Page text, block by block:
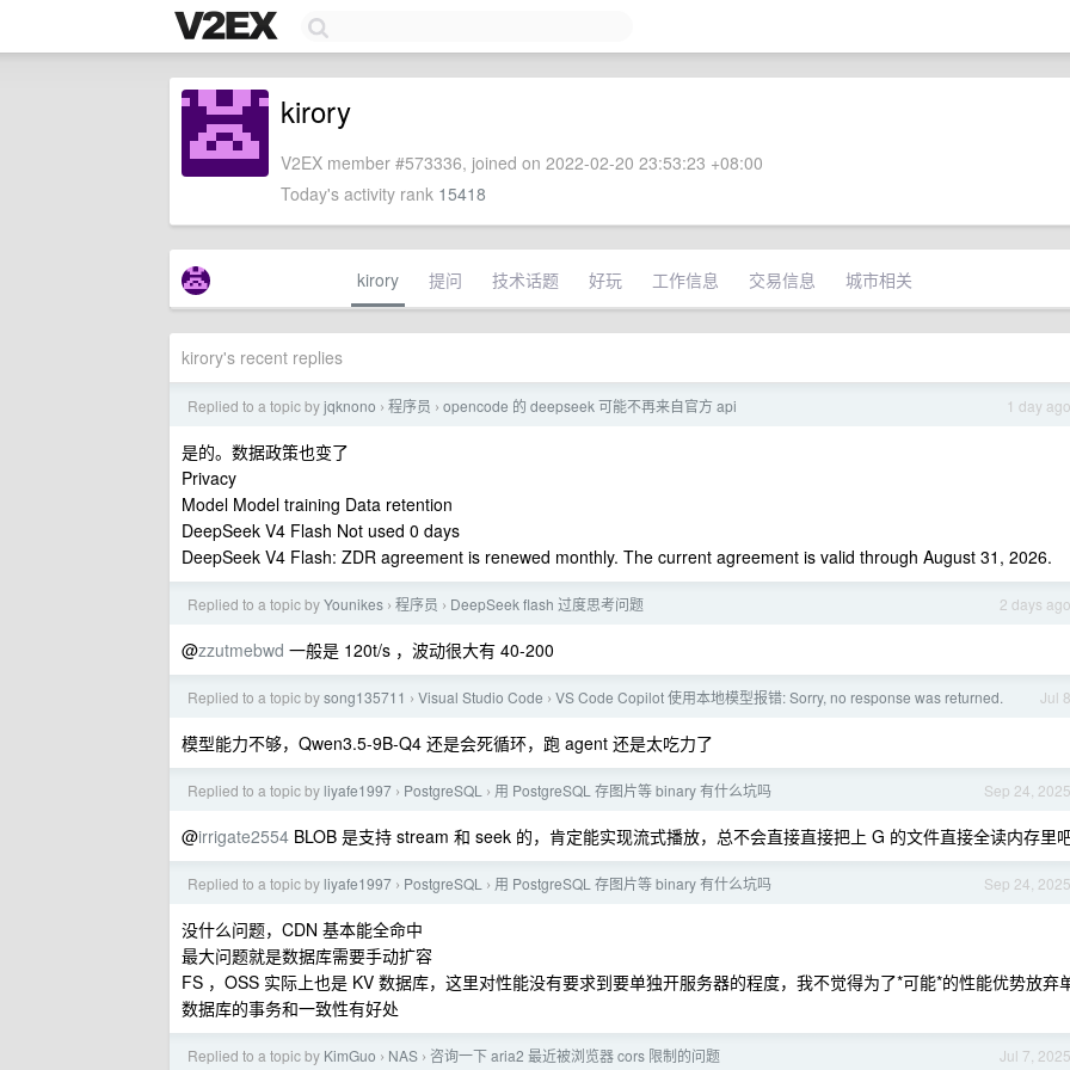
kirory
V2EX member #573336, joined on 2022-02-20 23:53:23 +08:00
Today's activity rank 15418
kirory 提问 技术话题 好玩 工作信息 交易信息 城市相关
kirory's recent replies
1 day ago
Replied to a topic byjqknono › 程序员 › opencode 的 deepseek 可能不再来自官方 api
是的。数据政策也变了
Privacy
Model Model training Data retention
DeepSeek V4 Flash Not used 0 days
DeepSeek V4 Flash: ZDR agreement is renewed monthly. The current agreement is valid through August 31, 2026.
2 days ago
Replied to a topic byYounikes › 程序员 › DeepSeek flash 过度思考问题
@zzutmebwd 一般是 120t/s ，波动很大有 40-200
Jul 8
Replied to a topic bysong135711 › Visual Studio Code › VS Code Copilot 使用本地模型报错: Sorry, no response was returned.
模型能力不够，Qwen3.5-9B-Q4 还是会死循环，跑 agent 还是太吃力了
Sep 24, 2025
Replied to a topic by liyafe1997 › PostgreSQL › 用 PostgreSQL 存图片等 binary 有什么坑吗
@irrigate2554 BLOB 是支持 stream 和 seek 的，肯定能实现流式播放，总不会直接直接把上 G 的文件直接全读内存里
Sep 24, 2025
Replied to a topic by liyafe1997 › PostgreSQL › 用 PostgreSQL 存图片等 binary 有什么坑吗
没什么问题，CDN 基本能全命中
最大问题就是数据库需要手动扩容
FS ，OSS 实际上也是 KV 数据库，这里对性能没有要求到要单独开服务器的程度，我不觉得为了*可能*的性能优势放弃
数据库的事务和一致性有好处
Jul 7, 2025
Replied to a topic by KimGuo › NAS › 咨询一下 aria2 最近被浏览器 cors 限制的问题